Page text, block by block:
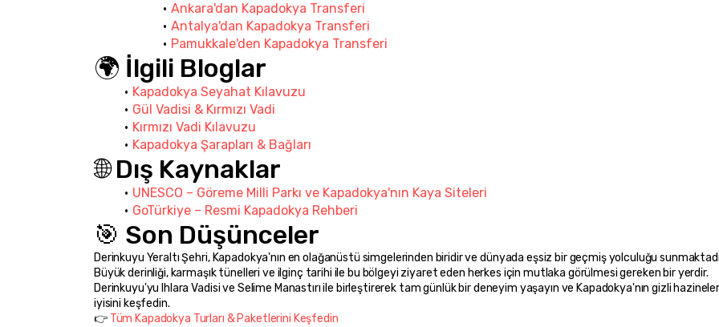
Ankara'dan Kapadokya Transferi
Antalya'dan Kapadokya Transferi
Pamukkale'den Kapadokya Transferi
🌍 İlgili Bloglar
Kapadokya Seyahat Kılavuzu
Gül Vadisi & Kırmızı Vadi
Kırmızı Vadi Kılavuzu
Kapadokya Şarapları & Bağları
🌐 Dış Kaynaklar
UNESCO – Göreme Milli Parkı ve Kapadokya'nın Kaya Siteleri
GoTürkiye – Resmi Kapadokya Rehberi
🎯 Son Düşünceler
Derinkuyu Yeraltı Şehri, Kapadokya'nın en olağanüstü simgelerinden biridir ve dünyada eşsiz bir geçmiş yolculuğu
Büyük derinliği, karmaşık tünelleri ve ilginç tarihi ile bu bölgeyi ziyaret eden herkes için mutlaka görülmesi gereken bir yerdir.
Derinkuyu'yu Ihlara Vadisi ve Selime Manastırı ile birleştirerek tam günlük bir deneyim yaşayın ve Kapadokya'nın gizli
iyisini keşfedin.
👉 Tüm Kapadokya Turları & Paketlerini Keşfedin